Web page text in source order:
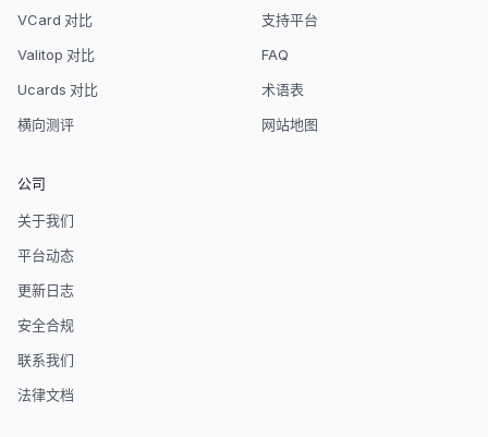
VCard 对比
Valitop 对比
Ucards 对比
横向测评
支持平台
FAQ
术语表
网站地图
公司
关于我们
平台动态
更新日志
安全合规
联系我们
法律文档